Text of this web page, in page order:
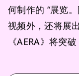
何制作的 “展览
视频外，还将展
《AERA》将突破